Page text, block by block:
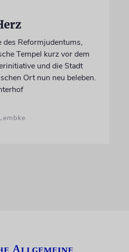
des Reformjudentums,
Tempel kurz vor dem
und die Stadt
Ort nun neu beleben.